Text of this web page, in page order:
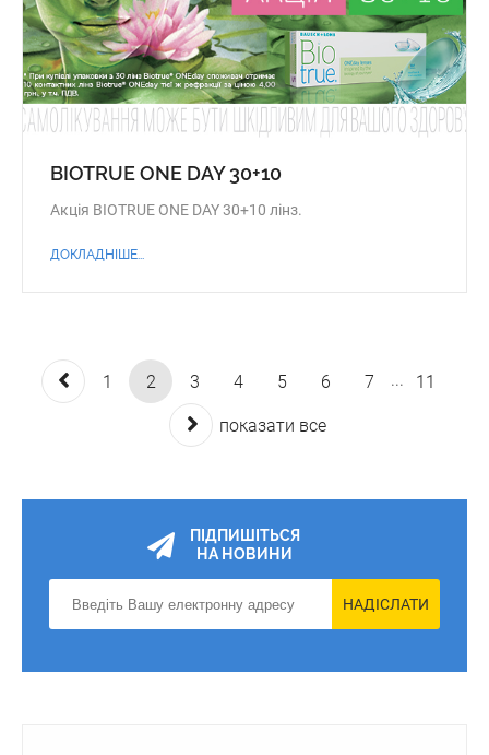
BIOTRUE ONE DAY 30+10
Акція BIOTRUE ONE DAY 30+10 лінз.
ДОКЛАДНІШЕ...
1 2 3 4 5 6 7 ... 11
показати все
ПІДПИШІТЬСЯ
НА НОВИНИ
НАДІСЛАТИ